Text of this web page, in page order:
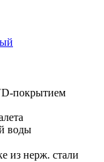
покрытием
воды
из нерж. стали